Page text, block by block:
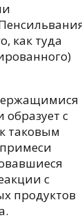
как туда
с
таковым
с
продуктов